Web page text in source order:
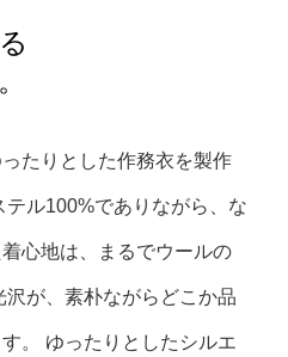
たりとした作務衣を製作
テル100%でありながら、な
心地は、まるでウールの
沢が、素朴ながらどこか品
。 ゆったりとしたシルエ